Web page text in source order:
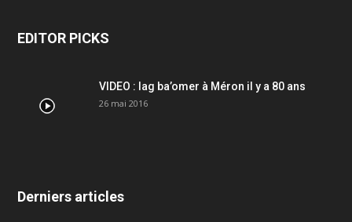
EDITOR PICKS
VIDEO : lag ba’omer à Méron il y a 80 ans
26 mai 2016
Derniers articles